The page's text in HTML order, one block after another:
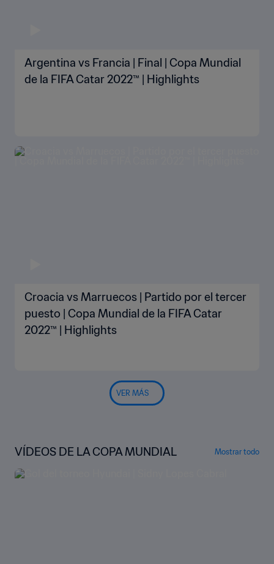
Argentina vs Francia | Final | Copa Mundial
de la FIFA Catar 2022™ | Highlights
Croacia vs Marruecos | Partido por el tercer
puesto | Copa Mundial de la FIFA Catar
2022™ | Highlights
VER MÁS
VÍDEOS DE LA COPA MUNDIAL Mostrar todo